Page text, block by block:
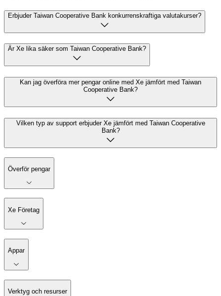
Erbjuder Taiwan Cooperative Bank konkurrenskraftiga valutakurser?
Är Xe lika säker som Taiwan Cooperative Bank?
Kan jag överföra mer pengar online med Xe jämfört med Taiwan
Cooperative Bank?
Vilken typ av support erbjuder Xe jämfört med Taiwan Cooperative
Bank?
Överför pengar
Xe Företag
Appar
Verktyg och resurser